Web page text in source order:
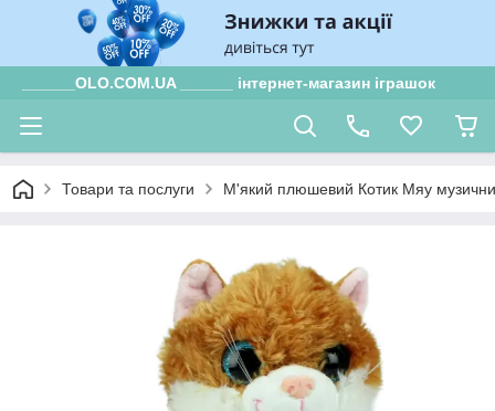
______OLO.COM.UA ______ інтернет-магазин іграшок
Товари та послуги М'який плюшевий Котик Мяу